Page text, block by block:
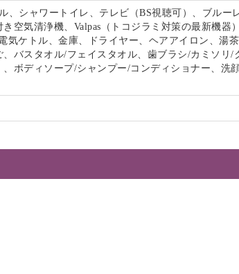
、シャワートイレ、テレビ（BS視聴可）、ブルー
空気清浄機、Valpas（トコジラミ対策の最新機器
気ケトル、金庫、ドライヤー、ヘアアイロン、湯
、バスタオル/フェイスタオル、歯ブラシ/カミソリ/
、ボディソープ/シャンプー/コンディショナー、洗